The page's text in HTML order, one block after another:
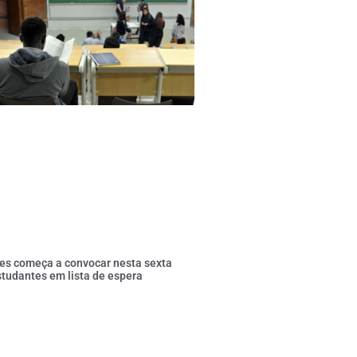
começa a convocar nesta sexta
em lista de espera